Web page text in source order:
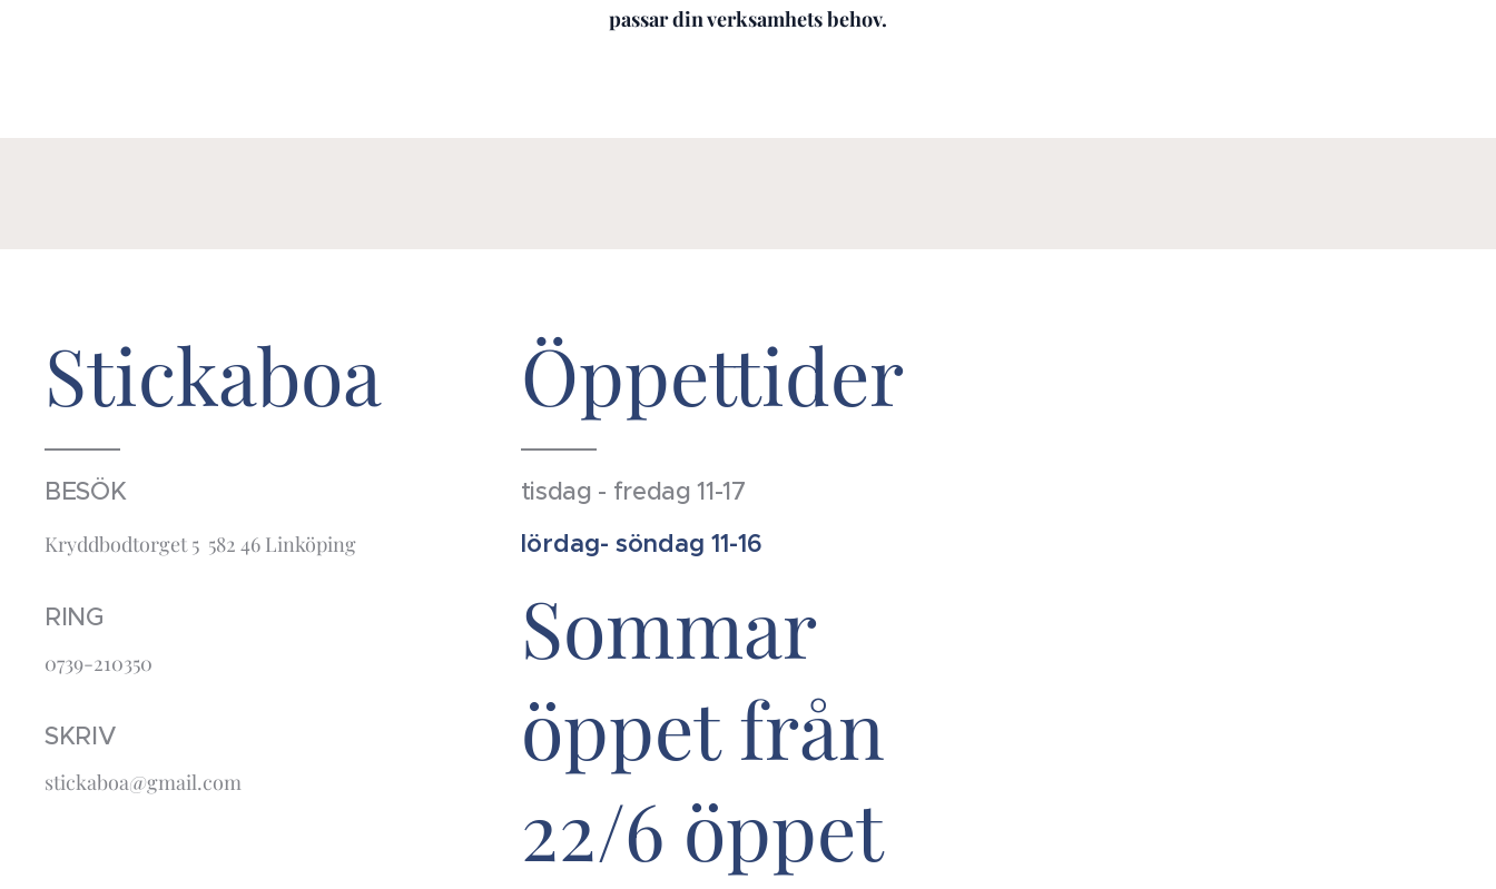
passar din verksamhets behov.
Stickaboa
BESÖK
Kryddbodtorget 5 582 46 Linköping
RING
0739-210350
SKRIV
stickaboa@gmail.com
Öppettider
tisdag - fredag 11-17
lördag- söndag 11-16
Sommar
öppet från
22/6 öppet